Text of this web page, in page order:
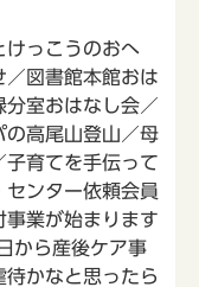
けっこうのおへ
図書館本館おは
分室おはなし会／
の高尾山登山／母
育てを手伝って
センター依頼会員
業が始まります
から産後ケア事
かなと思ったら